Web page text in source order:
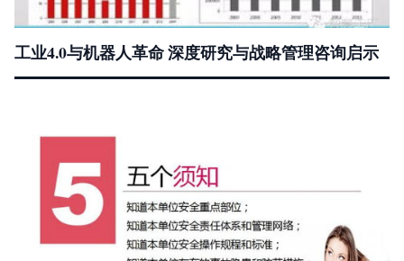
工业4.0与机器人革命 深度研究与战略管理咨询启示